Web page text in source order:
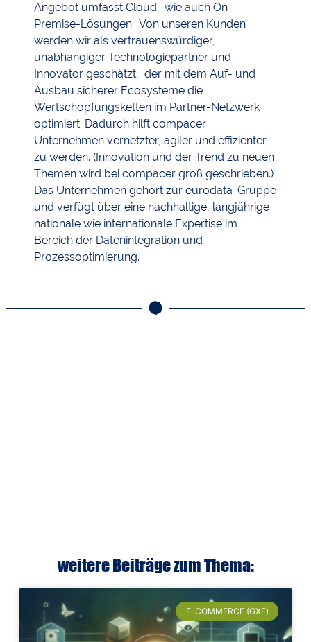
Angebot umfasst Cloud- wie auch On-
Premise-Lösungen. Von unseren Kunden
werden wir als vertrauenswürdiger,
unabhängiger Technologiepartner und
Innovator geschätzt, der mit dem Auf- und
Ausbau sicherer Ecosysteme die
Wertschöpfungsketten im Partner-Netzwerk
optimiert. Dadurch hilft compacer
Unternehmen vernetzter, agiler und effizienter
zu werden. (Innovation und der Trend zu neuen
Themen wird bei compacer groß geschrieben.)
Das Unternehmen gehört zur eurodata-Gruppe
und verfügt über eine nachhaltige, langjährige
nationale wie internationale Expertise im
Bereich der Datenintegration und
Prozessoptimierung.
weitere Beiträge zum Thema:
E-COMMERCE (GXE)